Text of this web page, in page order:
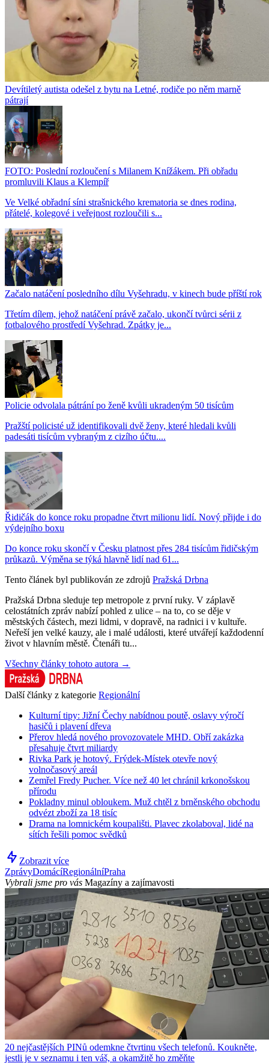
Devítiletý autista odešel z bytu na Letné, rodiče po něm marně
pátrají
FOTO: Poslední rozloučení s Milanem Knížákem. Při obřadu
promluvili Klaus a Klempíř
Ve Velké obřadní síni strašnického krematoria se dnes rodina,
přátelé, kolegové i veřejnost rozloučili s...
Začalo natáčení posledního dílu Vyšehradu, v kinech bude příští rok
Třetím dílem, jehož natáčení právě začalo, ukončí tvůrci sérii z
fotbalového prostředí Vyšehrad. Zpátky je...
Policie odvolala pátrání po ženě kvůli ukradeným 50 tisícům
Pražští policisté už identifikovali dvě ženy, které hledali kvůli
padesáti tisícům vybraným z cizího účtu....
Řidičák do konce roku propadne čtvrt milionu lidí. Nový přijde i do
výdejního boxu
Do konce roku skončí v Česku platnost přes 284 tisícům řidičským
průkazů. Výměna se týká hlavně lidí nad 61...
Tento článek byl publikován ze zdrojů Pražská Drbna
Pražská Drbna sleduje tep metropole z první ruky. V záplavě
celostátních zpráv nabízí pohled z ulice – na to, co se děje v
městských částech, mezi lidmi, v dopravě, na radnici i v kultuře.
Neřeší jen velké kauzy, ale i malé události, které utvářejí každodenní
život v hlavním městě. Čtenáři tu...
Všechny články tohoto autora →
Další články z kategorie Regionální
Kulturní tipy: Jižní Čechy nabídnou poutě, oslavy výročí
hasičů i plavení dřeva
Přerov hledá nového provozovatele MHD. Obří zakázka
přesahuje čtvrt miliardy
Rivka Park je hotový. Frýdek-Místek otevře nový
volnočasový areál
Zemřel Fredy Pucher. Více než 40 let chránil krkonošskou
přírodu
Pokladny minul obloukem. Muž chtěl z brněnského obchodu
odvézt zboží za 18 tisíc
Drama na lomnickém koupališti. Plavec zkolaboval, lidé na
sítích řešili pomoc svědků
Zobrazit více
ZprávyDomácíRegionálníPraha
Vybrali jsme pro vás Magazíny a zajímavosti
20 nejčastějších PINů odemkne čtvrtinu všech telefonů. Koukněte,
jestli je v seznamu i ten váš, a okamžitě ho změňte